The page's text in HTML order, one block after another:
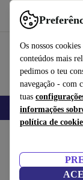
Os nossos
conteúdos mais
pedimos o teu
navegação - com
tuas
informações
política de
Use o refurbed
Telemóveis
Contacto